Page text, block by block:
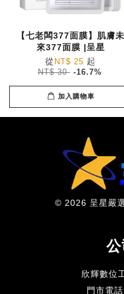
【七老闆377面膜】肌膚未
來377面膜 |呈星
從 NT$ 25 起
NT$ 30 -16.7%
加入購物車
© 2026 呈星嚴
欣輝數位
門市電